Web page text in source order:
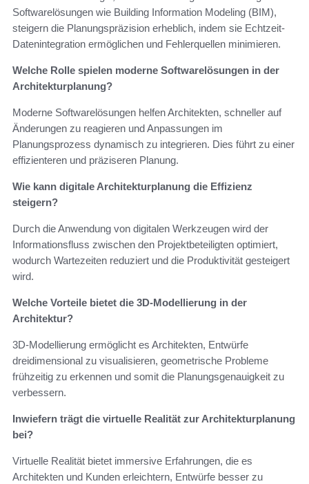
Softwarelösungen wie Building Information Modeling (BIM),
steigern die Planungspräzision erheblich, indem sie Echtzeit-
Datenintegration ermöglichen und Fehlerquellen minimieren.
Welche Rolle spielen moderne Softwarelösungen in der
Architekturplanung?
Moderne Softwarelösungen helfen Architekten, schneller auf
Änderungen zu reagieren und Anpassungen im
Planungsprozess dynamisch zu integrieren. Dies führt zu einer
effizienteren und präziseren Planung.
Wie kann digitale Architekturplanung die Effizienz
steigern?
Durch die Anwendung von digitalen Werkzeugen wird der
Informationsfluss zwischen den Projektbeteiligten optimiert,
wodurch Wartezeiten reduziert und die Produktivität gesteigert
wird.
Welche Vorteile bietet die 3D-Modellierung in der
Architektur?
3D-Modellierung ermöglicht es Architekten, Entwürfe
dreidimensional zu visualisieren, geometrische Probleme
frühzeitig zu erkennen und somit die Planungsgenauigkeit zu
verbessern.
Inwiefern trägt die virtuelle Realität zur Architekturplanung
bei?
Virtuelle Realität bietet immersive Erfahrungen, die es
Architekten und Kunden erleichtern, Entwürfe besser zu